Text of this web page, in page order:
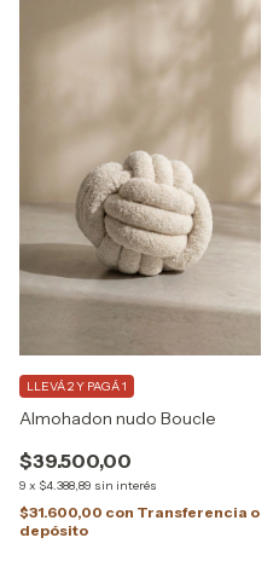
Almohadon nudo Boucle
$39.500,00
9 x $4.388,89 sin interés
LLEVÁ 2 Y PAGÁ 1
$31.600,00 con Transferencia o
depósito